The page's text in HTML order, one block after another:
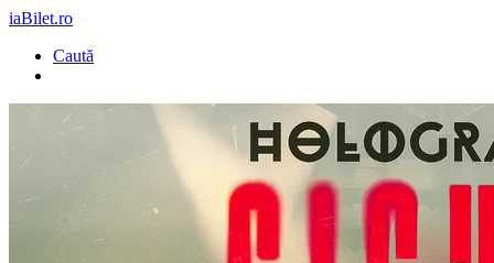
iaBilet.ro
Caută